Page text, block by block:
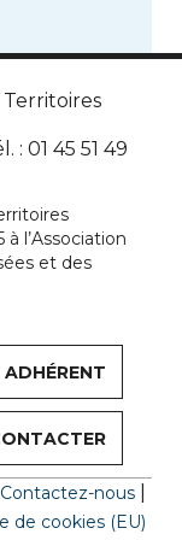
Territoires
: 01 45 51 49
l’Association
et des
ADHÉRENT
Contactez-nous
de cookies (EU)